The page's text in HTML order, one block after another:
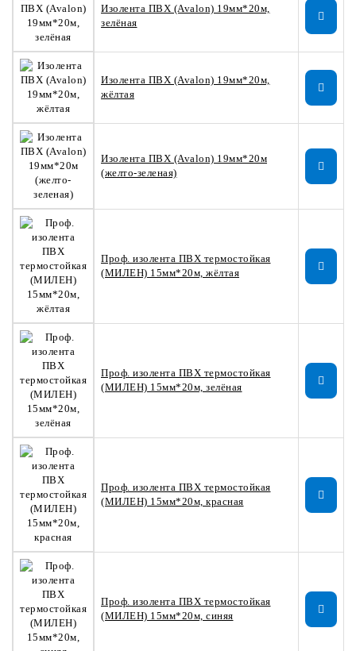
Изолента ПВХ (Avalon) 19мм*20м,
зелёная
Изолента ПВХ (Avalon) 19мм*20м,
жёлтая
Изолента ПВХ (Avalon) 19мм*20м
(желто-зеленая)
Проф. изолента ПВХ термостойкая
(МИЛЕН) 15мм*20м, жёлтая
Проф. изолента ПВХ термостойкая
(МИЛЕН) 15мм*20м, зелёная
Проф. изолента ПВХ термостойкая
(МИЛЕН) 15мм*20м, красная
Проф. изолента ПВХ термостойкая
(МИЛЕН) 15мм*20м, синяя